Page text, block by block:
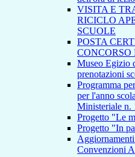
VISITA E
RICICLO
SCUOLE
POSTA
CONCORSO
Museo Egizio
prenotazioni
Programma
per l'anno
Ministeriale n.
Progetto "Le
Progetto "In
Convenzioni